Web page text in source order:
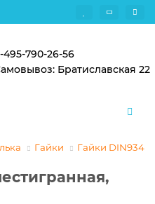
495-790-26-56
Братиславская 22
Гайки Гайки DIN934